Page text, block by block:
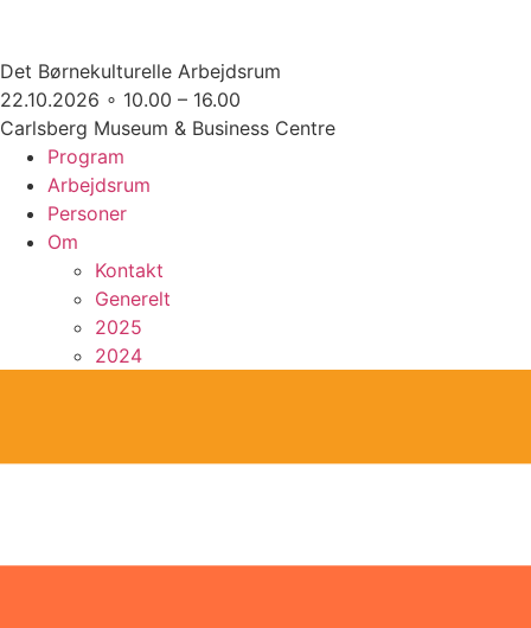
Det Børnekulturelle Arbejdsrum
22.10.2026 ∘ 10.00 – 16.00
Carlsberg Museum & Business Centre
Program
Arbejdsrum
Personer
Om
Kontakt
Generelt
2025
2024